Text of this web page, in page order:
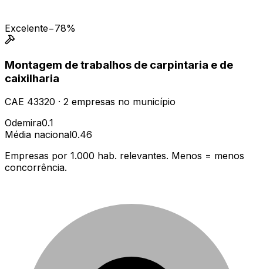
Excelente−78%
Montagem de trabalhos de carpintaria e de
caixilharia
CAE 43320 · 2 empresas no município
Odemira0.1
Média nacional0.46
Empresas por 1.000 hab. relevantes. Menos = menos
concorrência.